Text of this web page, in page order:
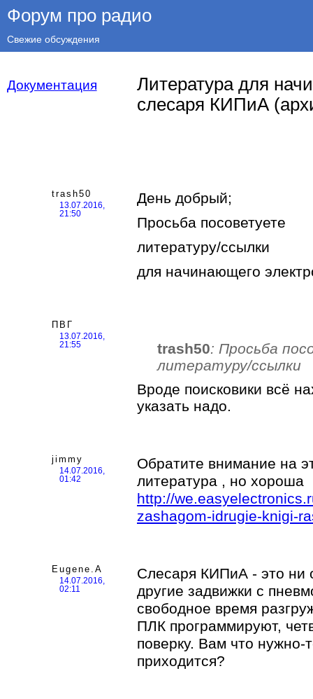
Форум про радио
Свежие обсуждения
Документация
Литература для
слесаря КИПиА
trash50
13.07.2016,
21:50
День добрый;
Просьба посоветуете
литературу/ссылки
для начинающего
ПВГ
13.07.2016,
21:55
trash50: Просьба
литературу/ссылки
Вроде поисковики всё
указать надо.
jimmy
14.07.2016,
01:42
Обратите внимание на
литература , но хороша
http://
zashagom-idrugie-knigi-
Eugene.A
14.07.2016,
02:11
Слесаря КИПиА - это ни
другие задвижки с
свободное время
ПЛК программируют,
поверку. Вам что нужно-
приходится?